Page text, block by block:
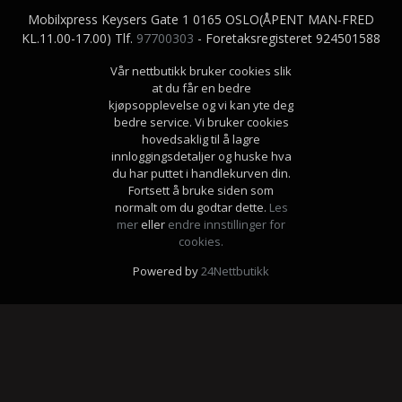
Mobilxpress Keysers Gate 1 0165 OSLO(ÅPENT MAN-FRED
KL.11.00-17.00) Tlf. 97700303 - Foretaksregisteret 924501588
Vår nettbutikk bruker cookies slik
at du får en bedre
kjøpsopplevelse og vi kan yte deg
bedre service. Vi bruker cookies
hovedsaklig til å lagre
innloggingsdetaljer og huske hva
du har puttet i handlekurven din.
Fortsett å bruke siden som
normalt om du godtar dette. Les
mer eller endre innstillinger for
cookies.
Powered by24Nettbutikk